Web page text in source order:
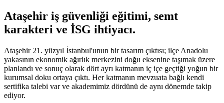
Ataşehir iş güvenliği eğitimi, semt
karakteri ve İSG ihtiyacı.
Ataşehir 21. yüzyıl İstanbul'unun bir tasarım çıktısı; ilçe Anadolu
yakasının ekonomik ağırlık merkezini doğu eksenine taşımak üzere
planlandı ve sonuç olarak dört ayrı katmanın iç içe geçtiği yoğun bir
kurumsal doku ortaya çıktı. Her katmanın mevzuata bağlı kendi
sertifika talebi var ve akademimiz dördünü de aynı dönemde takip
ediyor.